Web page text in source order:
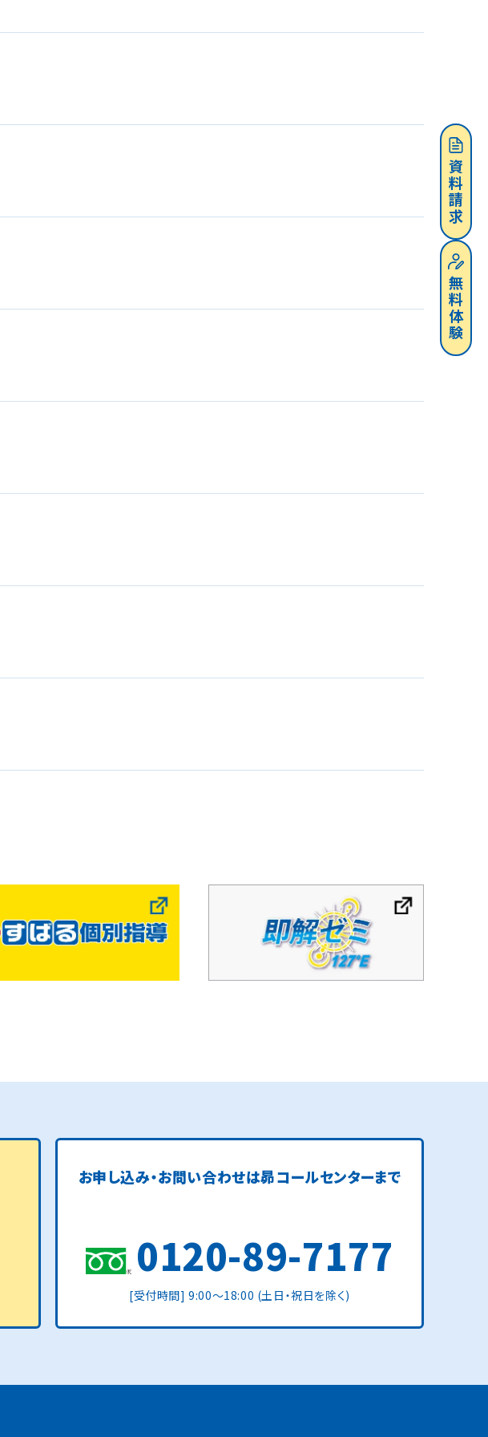
資料請求
無料体験
お申し込み・お問い合わせは昴コールセンターまで
0120-89-7177
[受付時間] 9:00〜18:00 (土日・祝日を除く)